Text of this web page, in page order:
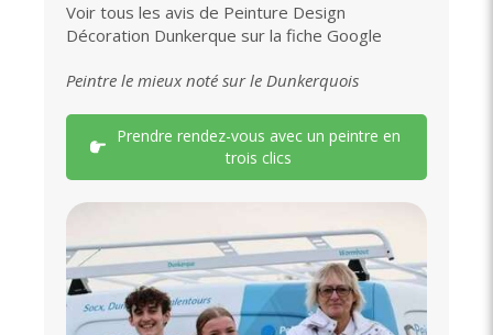
Voir tous les avis de Peinture Design
Décoration Dunkerque sur la fiche Google
Peintre le mieux noté sur le Dunkerquois
Prendre rendez-vous avec un peintre en
trois clics